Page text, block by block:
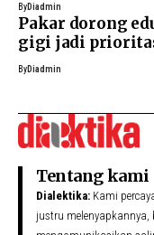
ByDiadmin
Pakar dorong
gigi jadi
ByDiadmin
Tentang kami
Dialektika: Kami
justru